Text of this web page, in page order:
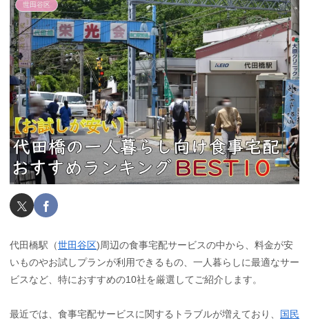
世田谷区
代田橋駅（世田谷区)周辺の食事宅配サービスの中から、料金が安
いものやお試しプランが利用できるもの、一人暮らしに最適なサー
ビスなど、特におすすめの10社を厳選してご紹介します。
最近では、食事宅配サービスに関するトラブルが増えており、
国民